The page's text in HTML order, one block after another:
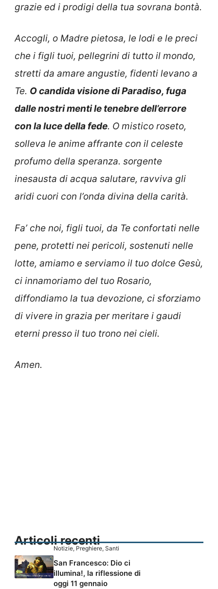
grazie ed i prodigi della tua sovrana bontà.
Accogli, o Madre pietosa, le lodi e le preci
che i figli tuoi, pellegrini di tutto il mondo,
stretti da amare angustie, fidenti levano a
Te. O candida visione di Paradiso, fuga
dalle nostri menti le tenebre dell’errore
con la luce della fede. O mistico roseto,
solleva le anime affrante con il celeste
profumo della speranza. sorgente
inesausta di acqua salutare, ravviva gli
aridi cuori con l’onda divina della carità.
Fa’ che noi, figli tuoi, da Te confortati nelle
pene, protetti nei pericoli, sostenuti nelle
lotte, amiamo e serviamo il tuo dolce Gesù,
ci innamoriamo del tuo Rosario,
diffondiamo la tua devozione, ci sforziamo
di vivere in grazia per meritare i gaudi
eterni presso il tuo trono nei cieli.
Amen.
Articoli recenti
Notizie, Preghiere, Santi
San Francesco: Dio ci
illumina!, la riflessione di
oggi 11 gennaio